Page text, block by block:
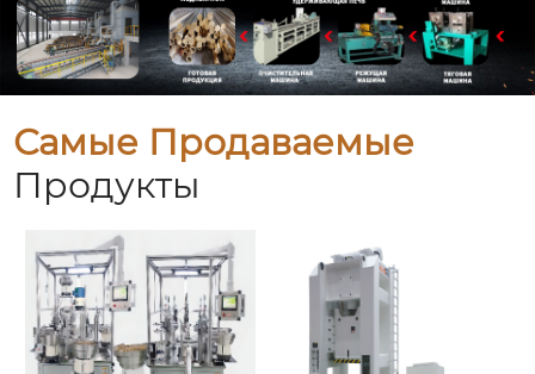
Самые Продаваемые
Продукты